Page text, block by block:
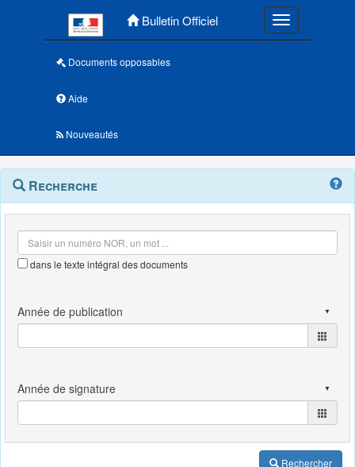
Bulletin Officiel Toggle
Documents opposables
Aide
Nouveautés
Navigation
outils
Menu
contextuel
Recherche
dans le texte intégral des documents
Rechercher